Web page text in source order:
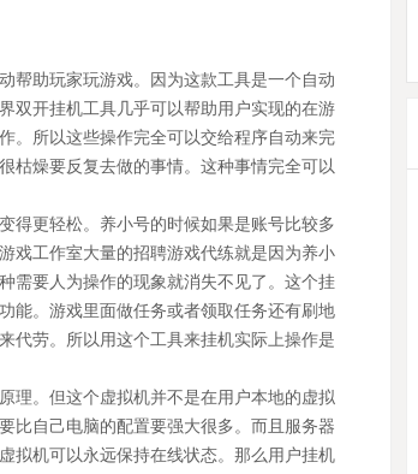
帮助玩家玩游戏。因为这款工具是一个自动
双开挂机工具几乎可以帮助用户实现的在游
。所以这些操作完全可以交给程序自动来完
枯燥要反复去做的事情。这种事情完全可以
得更轻松。养小号的时候如果是账号比较多
戏工作室大量的招聘游戏代练就是因为养小
需要人为操作的现象就消失不见了。这个挂
能。游戏里面做任务或者领取任务还有刷地
代劳。所以用这个工具来挂机实际上操作是
理。但这个虚拟机并不是在用户本地的虚拟
比自己电脑的配置要强大很多。而且服务器
拟机可以永远保持在线状态。那么用户挂机